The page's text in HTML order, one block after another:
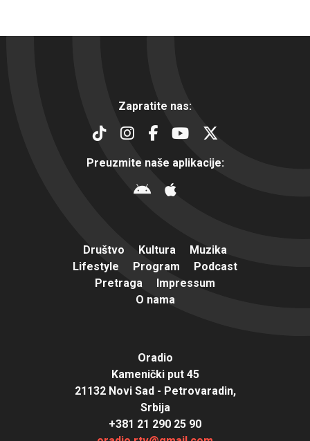
Zapratite nas:
Preuzmite naše aplikacije:
Društvo Kultura
Muzika
Lifestyle
Program
Podcast
Pretraga
Impressum
O nama
Oradio
Kamenički put 45
21132 Novi Sad - Petrovaradin,
Srbija
+381 21 290 25 90